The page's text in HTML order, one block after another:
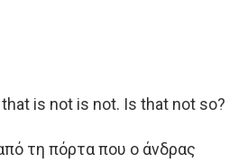
is not is not. Ιs that not so?
τη πόρτα που ο άνδρας